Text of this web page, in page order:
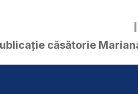
căsătorie